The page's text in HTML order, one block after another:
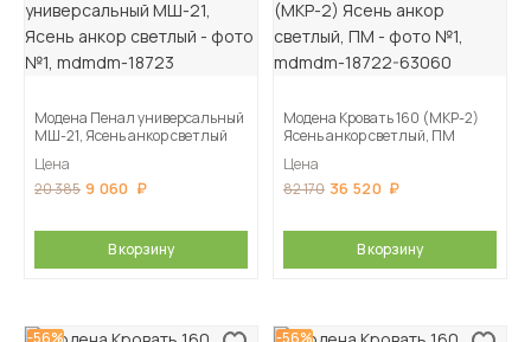
Модена Пенал универсальный
МШ-21, Ясень анкор светлый
Цена
20 385 9 060
В корзину
Модена Кровать 160 (МКР-2)
Ясень анкор светлый, ПМ
Цена
82 170 36 520
В корзину
-56% -56%